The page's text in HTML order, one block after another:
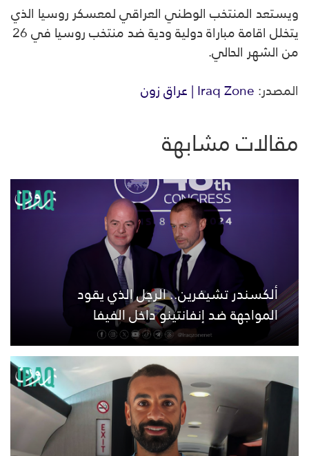
ويستعد المنتخب الوطني العراقي لمعسكر روسيا الذي
يتخلل اقامة مباراة دولية ودية ضد منتخب روسيا في 26
من الشهر الحالي.
المصدر:Iraq Zone | عراق زون
مقالات مشابهة
ألكسندر تشيفرين.. الرجل الذي يقود
المواجهة ضد إنفانتينو داخل الفيفا